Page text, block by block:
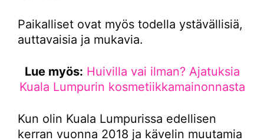
Paikalliset ovat myös todella ystävällisiä,
auttavaisia ja mukavia.
Lue myös: Huivilla vai ilman? Ajatuksia
Kuala Lumpurin kosmetiikkamainonnasta
Kun olin Kuala Lumpurissa edellisen
kerran vuonna 2018 ja kävelin muutamia